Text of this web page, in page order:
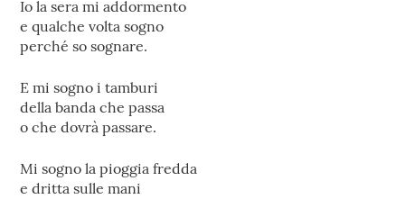
Io la sera mi addormento
e qualche volta sogno
perché so sognare.
E mi sogno i tamburi
della banda che passa
o che dovrà passare.
Mi sogno la pioggia fredda
e dritta sulle mani